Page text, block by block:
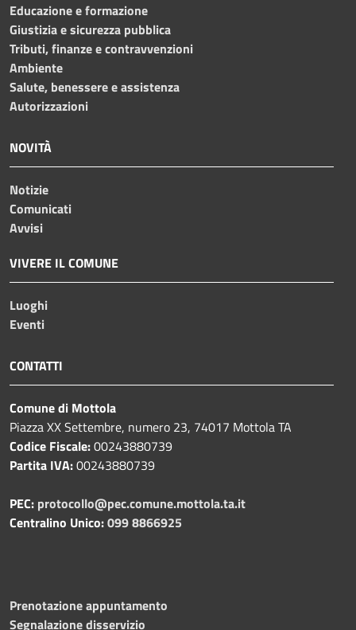
Educazione e formazione
Giustizia e sicurezza pubblica
Tributi, finanze e contravvenzioni
Ambiente
Salute, benessere e assistenza
Autorizzazioni
NOVITÀ
Notizie
Comunicati
Avvisi
VIVERE IL COMUNE
Luoghi
Eventi
CONTATTI
Comune di Mottola
Piazza XX Settembre, numero 23, 74017 Mottola TA
Codice Fiscale:00243880739
Partita IVA:00243880739
PEC: protocollo@pec.comune.mottola.ta.it
Centralino Unico:099 8866925
Prenotazione appuntamento
Segnalazione disservizio